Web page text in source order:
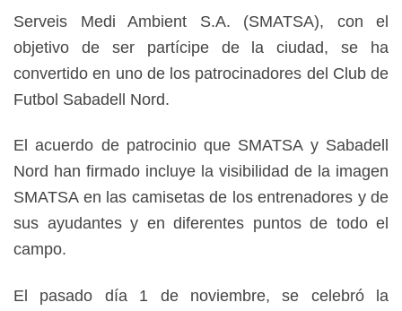
Serveis Medi Ambient S.A. (SMATSA), con el
objetivo de ser partícipe de la ciudad, se ha
convertido en uno de los patrocinadores del Club de
Futbol Sabadell Nord.
El acuerdo de patrocinio que SMATSA y Sabadell
Nord han firmado incluye la visibilidad de la imagen
SMATSA en las camisetas de los entrenadores y de
sus ayudantes y en diferentes puntos de todo el
campo.
El pasado día 1 de noviembre, se celebró la